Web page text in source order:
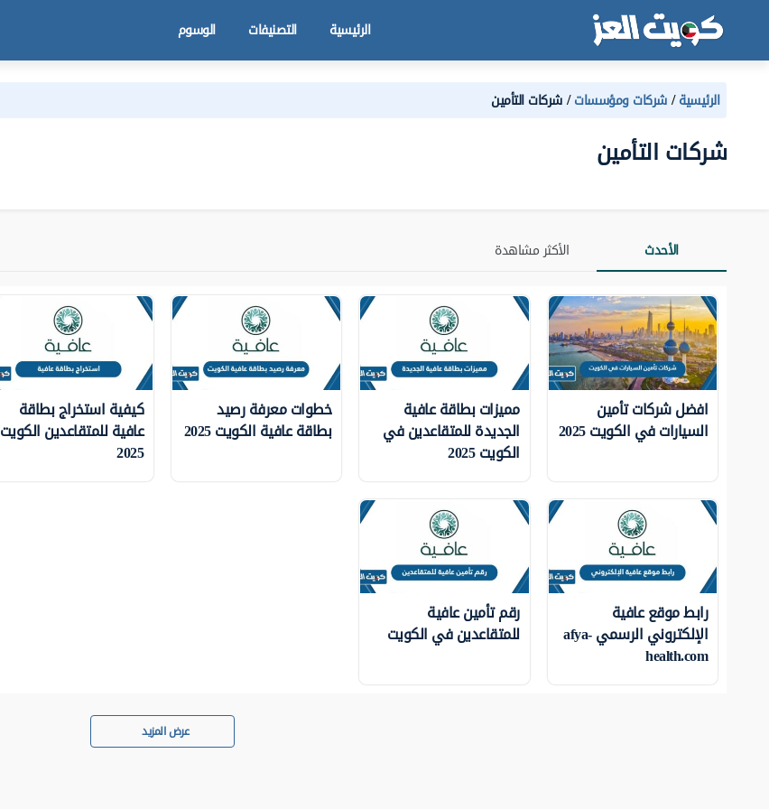
الرئيسية التصنيفات الوسوم
الرئيسية شركات ومؤسسات شركات التأمين
شركات التأمين
الأحدث الأكثر مشاهدة
افضل شركات تأمين
السيارات في الكويت 2025
مميزات بطاقة عافية
الجديدة للمتقاعدين في
الكويت 2025
خطوات معرفة رصيد
بطاقة عافية الكويت 2025
كيفية استخراج بطاقة
عافية للمتقاعدين الكويت
2025
رابط موقع عافية
الإلكتروني الرسمي afya-
health.com
رقم تأمين عافية
للمتقاعدين في الكويت
عرض المزيد